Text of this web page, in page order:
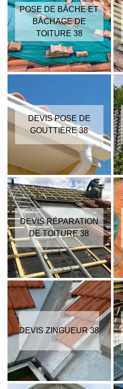
POSE DE BÂCHE ET
BÂCHAGE DE
TOITURE 38
DEVIS POSE DE
GOUTTIÈRE 38
DEVIS RÉPARATION
DE TOITURE 38
DEVIS ZINGUEUR 38